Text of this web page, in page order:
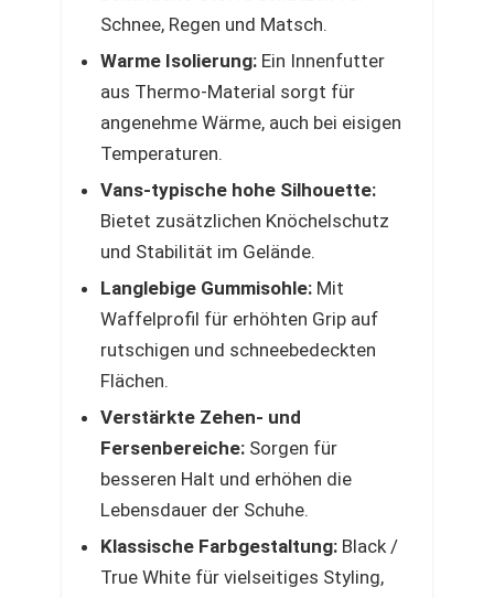
Schnee, Regen und Matsch.
Warme Isolierung: Ein Innenfutter
aus Thermo-Material sorgt für
angenehme Wärme, auch bei eisigen
Temperaturen.
Vans-typische hohe Silhouette:
Bietet zusätzlichen Knöchelschutz
und Stabilität im Gelände.
Langlebige Gummisohle: Mit
Waffelprofil für erhöhten Grip auf
rutschigen und schneebedeckten
Flächen.
Verstärkte Zehen- und
Fersenbereiche: Sorgen für
besseren Halt und erhöhen die
Lebensdauer der Schuhe.
Klassische Farbgestaltung: Black /
True White für vielseitiges Styling,